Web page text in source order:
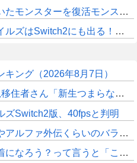
を復活モンスターと呼ぶのはやめよう
」👈こいつにかけたい言葉ｗｗｗｗｗｗｗｗｗ
ング（2026年8月7日）
いって聞いてたけど普通に面白くてワロタｗｗ」
ズSwitch2版、40fpsと判明
ンパクトも最終的にはコアブースターで雑魚は一撃で倒せてたけどね
？」って言ってあの際どい水着見せてくるんだ 他、間宮さんイラストスレ